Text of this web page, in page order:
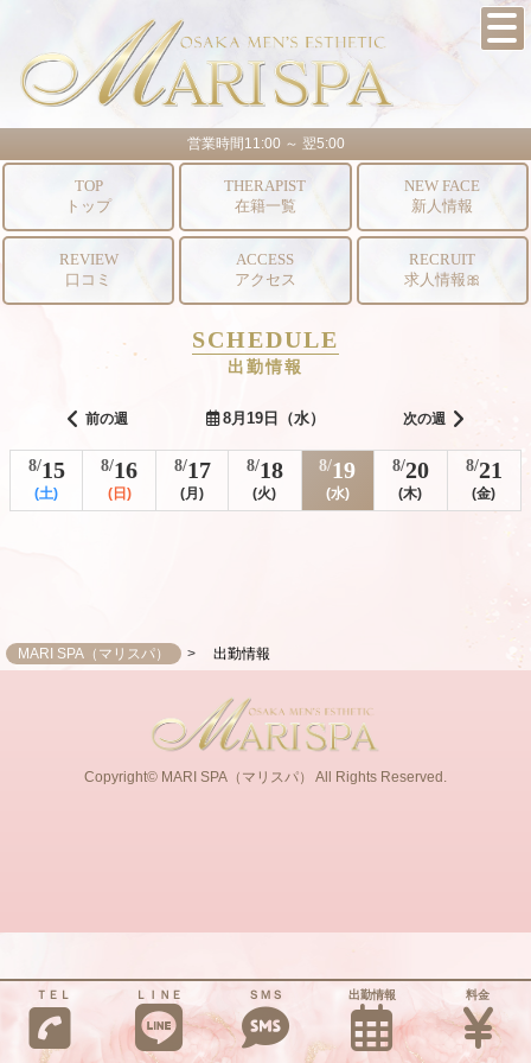
ＴＥＬ ＬＩＮＥ ＳＭＳ 出勤情報 料金
営業時間11:00 ～ 翌5:00
TOP
トップ
THERAPIST
在籍一覧
NEW FACE
新人情報
REVIEW
口コミ
ACCESS
アクセス
RECRUIT
求人情報🎀
SCHEDULE
出勤情報
前の週 8月19日（水） 次の週
8/15
(土)
8/16
(日)
8/17
(月)
8/18
(火)
8/19
(水)
8/20
(木)
8/21
(金)
MARI SPA（マリスパ） 出勤情報
Copyright© MARI SPA（マリスパ） All Rights Reserved.